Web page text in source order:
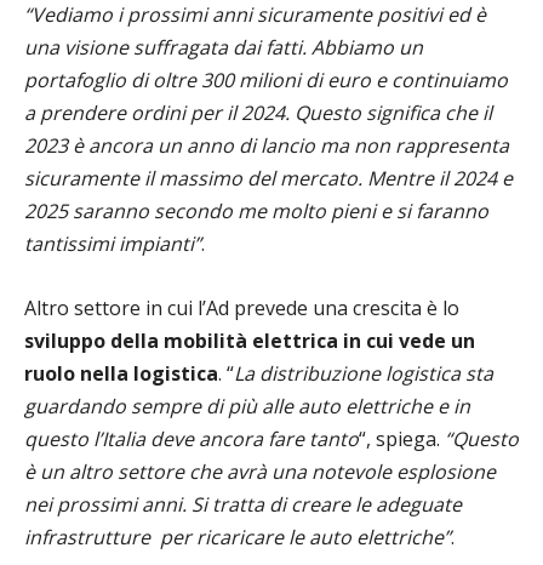
“Vediamo i prossimi anni sicuramente positivi ed è
una visione suffragata dai fatti. Abbiamo un
portafoglio di oltre 300 milioni di euro e continuiamo
a prendere ordini per il 2024. Questo significa che il
2023 è ancora un anno di lancio ma non rappresenta
sicuramente il massimo del mercato. Mentre il 2024 e
2025 saranno secondo me molto pieni e si faranno
tantissimi impianti”.
Altro settore in cui l’Ad prevede una crescita è lo
sviluppo della mobilità elettrica in cui vede un
ruolo nella logistica. “La distribuzione logistica sta
guardando sempre di più alle auto elettriche e in
questo l’Italia deve ancora fare tanto“, spiega. “Questo
è un altro settore che avrà una notevole esplosione
nei prossimi anni. Si tratta di creare le adeguate
infrastrutture per ricaricare le auto elettriche”.